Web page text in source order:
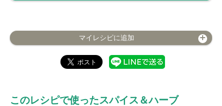
マイレシピに追加
このレシピで使ったスパイス＆ハーブ